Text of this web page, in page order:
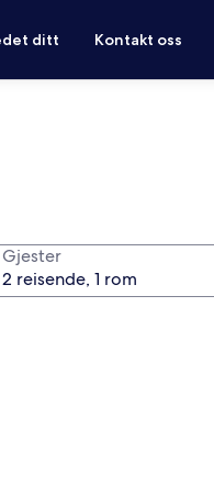
ditt Kontakt oss
Gjester